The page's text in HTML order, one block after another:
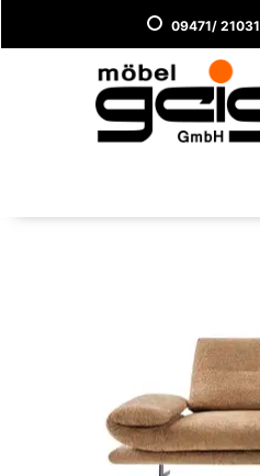
09471/ 21031